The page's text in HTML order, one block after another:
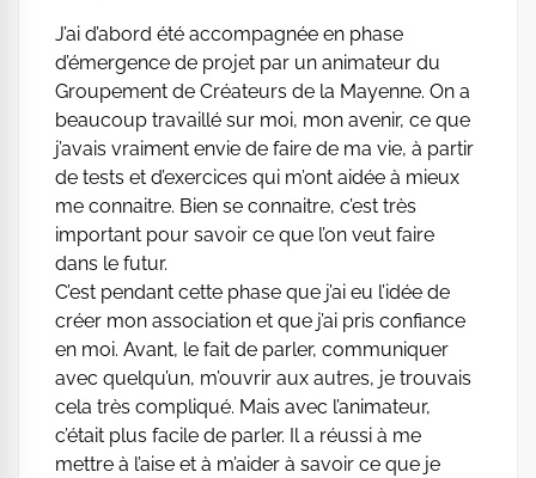
J’ai d’abord été accompagnée en phase
d’émergence de projet par un animateur du
Groupement de Créateurs de la Mayenne. On a
beaucoup travaillé sur moi, mon avenir, ce que
j’avais vraiment envie de faire de ma vie, à partir
de tests et d’exercices qui m’ont aidée à mieux
me connaitre. Bien se connaitre, c’est très
important pour savoir ce que l’on veut faire
dans le futur.
C’est pendant cette phase que j’ai eu l’idée de
créer mon association et que j’ai pris confiance
en moi. Avant, le fait de parler, communiquer
avec quelqu’un, m’ouvrir aux autres, je trouvais
cela très compliqué. Mais avec l’animateur,
c’était plus facile de parler. Il a réussi à me
mettre à l’aise et à m’aider à savoir ce que je